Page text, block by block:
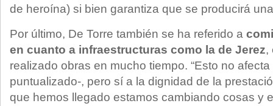
de heroína) si bien garantiza que se producirá
Por último, De Torre también se ha referido a
en cuanto a infraestructuras como la de Jerez,
realizado obras en mucho tiempo. “Esto no
puntualizado-, pero sí a la dignidad de la
que hemos llegado estamos cambiando cosas y